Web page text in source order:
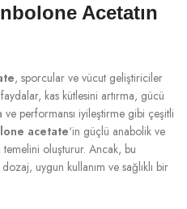
Acetatın
, sporcular ve vücut geliştiriciler
kas kütlesini artırma, gücü
ve performansı iyileştirme gibi çeşitli
acetate‘in güçlü anabolik ve
oluşturur. Ancak, bu
uygun kullanım ve sağlıklı bir